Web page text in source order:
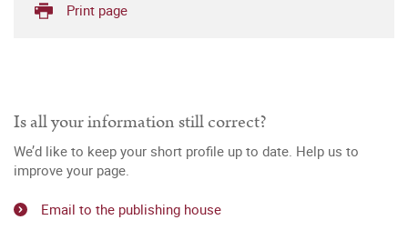
Print page
Is all your information still correct?
We’d like to keep your short profile up to date. Help us to
improve your page.
Email to the publishing house